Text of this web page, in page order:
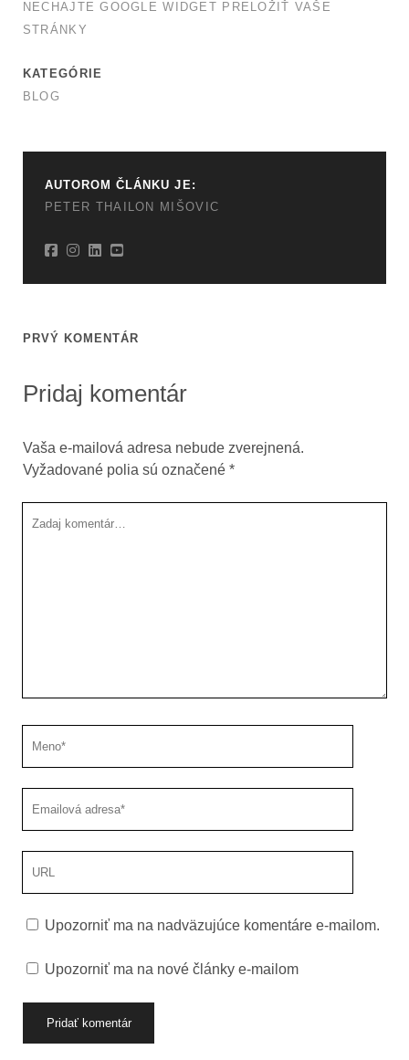
NECHAJTE GOOGLE WIDGET PRELOŽIŤ VAŠE
STRÁNKY
KATEGÓRIE
BLOG
AUTOROM ČLÁNKU JE:
PETER THAILON MIŠOVIC
PRVÝ KOMENTÁR
Pridaj komentár
Vaša e-mailová adresa nebude zverejnená.
Vyžadované polia sú označené *
komentár
Upozorniť ma na nadväzujúce komentáre e-mailom.
Upozorniť ma na nové články e-mailom